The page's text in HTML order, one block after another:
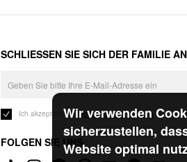
Wir verwenden
sicherzustellen,
Website optimal
SCHLIESSEN SIE SICH DER FAMILIE AN
Ich akzeptiere dieGeschäftsbedingungen und die
FOLGEN SIE UNS